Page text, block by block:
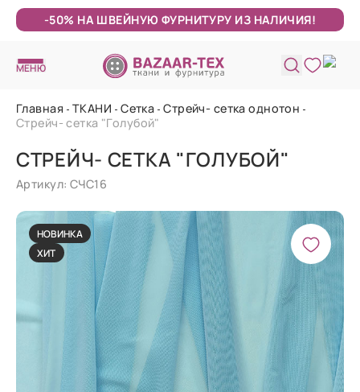
-50% НА ШВЕЙНУЮ ФУРНИТУРУ ИЗ НАЛИЧИЯ!
МЕНЮ
Главная ТКАНИ Сетка Стрейч- сетка однотон
Стрейч- сетка "Голубой"
СТРЕЙЧ- СЕТКА "ГОЛУБОЙ"
Артикул: СЧС16
НОВИНКА
ХИТ